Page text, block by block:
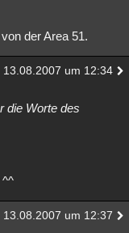
der Area 51.
13.08.2007 um 12:34
die Worte des
^^
13.08.2007 um 12:37